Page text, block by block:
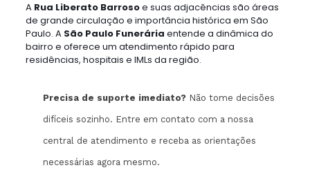
A Rua Liberato Barrosoe suas adjacências são áreas
de grande circulação e importância histórica em São
Paulo. A São Paulo Funerária entende a dinâmica do
bairro e oferece um atendimento rápido para
residências, hospitais e IMLs da região.
Precisa de suporte imediato?Não tome decisões
difíceis sozinho. Entre em contato com a nossa
central de atendimento e receba as orientações
necessárias agora mesmo.